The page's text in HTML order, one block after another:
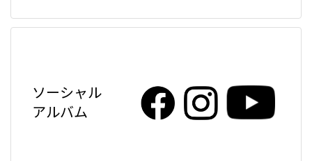
ソーシャル
アルバム